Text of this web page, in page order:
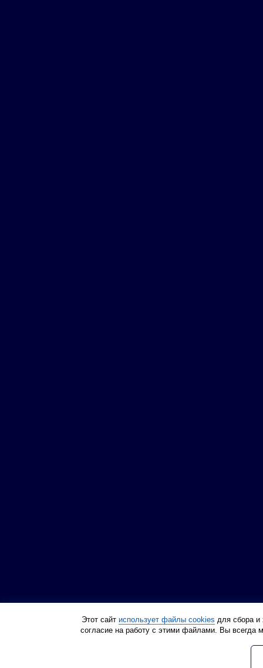
Политика
Этот сайт использует файлы cookies для сбора и
согласие на работу с этими файлами. Вы всегда